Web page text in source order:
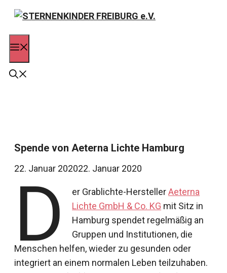
Zum
springen
Spende von Aeterna Lichte Hamburg
22. Januar 202022. Januar 2020
D er Grablichte-HerstellerAeterna
Lichte GmbH & Co. KG mit Sitz in
Hamburg spendet regelmäßig an
Gruppen und Institutionen, die
Menschen helfen, wieder zu gesunden oder
integriert an einem normalen Leben teilzuhaben.